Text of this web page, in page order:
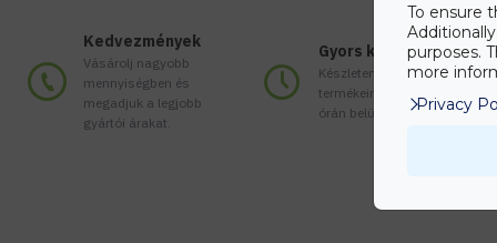
Kedvezmények
Vásárolj nagyobb
mennyiségben és
megadjuk a legjobb
gyártói árakat.
Gyors kiszállítás
Készleten lévő
termékeinket akár 24
órán belül megkaphatod!
To ensure
purposes.
more
Privacy